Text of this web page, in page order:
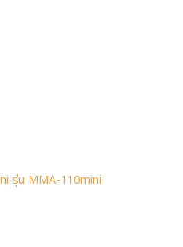
รุ่น MMA-110mini